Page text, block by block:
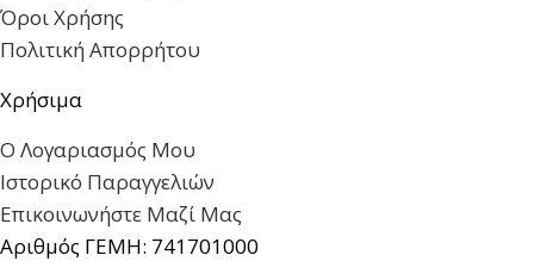
Όροι Χρήσης
Πολιτική Απορρήτου
Χρήσιμα
Ο Λογαριασμός Μου
Ιστορικό Παραγγελιών
Επικοινωνήστε Μαζί Μας
Αριθμός ΓΕΜΗ: 741701000